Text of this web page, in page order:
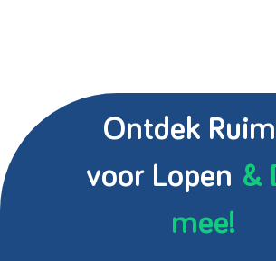
Ontdek
voor Lopen &
mee!